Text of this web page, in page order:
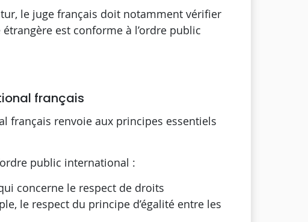
le juge français doit notamment vérifier
est conforme à l’ordre public
français
français renvoie aux principes essentiels
public international :
concerne le respect de droits
le respect du principe d’égalité entre les